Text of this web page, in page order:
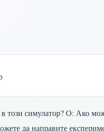
този симулатор? О: Ако
да направите